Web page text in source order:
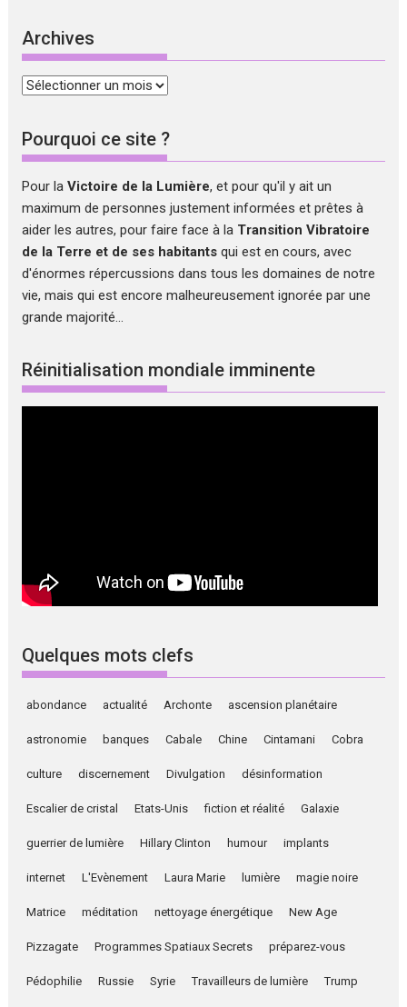
Archives
Archives
Pourquoi ce site ?
Pour laVictoire de la Lumière, et pour qu'il y ait un
maximum de personnes justement informées et prêtes à
aider les autres, pour faire face à la Transition Vibratoire
de la Terre et de ses habitants qui est en cours, avec
d'énormes répercussions dans tous les domaines de notre
vie, mais qui est encore malheureusement ignorée par une
grande majorité...
Réinitialisation mondiale imminente
Quelques mots clefs
abondance actualité Archonte ascension planétaire
astronomie banques Cabale Chine Cintamani Cobra
culture discernement Divulgation désinformation
Escalier de cristal Etats-Unis fiction et réalité Galaxie
guerrier de lumière Hillary Clinton humour implants
internet L'Evènement Laura Marie lumière magie noire
Matrice méditation nettoyage énergétique New Age
Pizzagate Programmes Spatiaux Secrets préparez-vous
Pédophilie Russie Syrie Travailleurs de lumière Trump